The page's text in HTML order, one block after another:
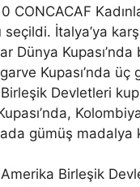
CONCACAF
seçildi. İtalya’ya
Dünya
Kupası’nda
Devletleri
gümüş madalya
Birleşik